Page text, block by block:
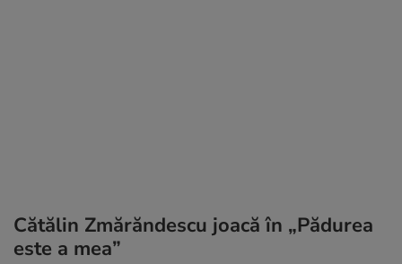
Cătălin Zmărăndescu joacă în „Pădurea
este a mea”